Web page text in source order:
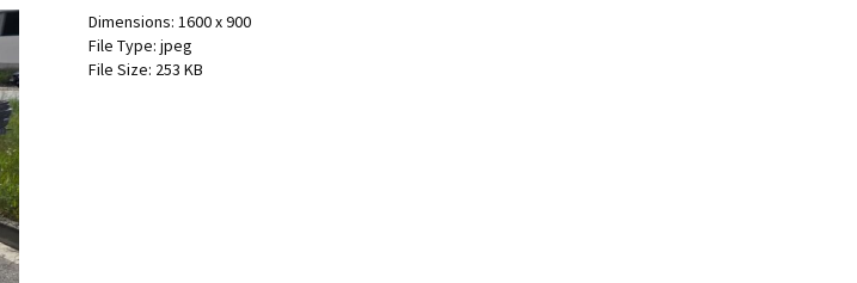
Dimensions: 1600 x 900
File Type: jpeg
File Size: 253 KB